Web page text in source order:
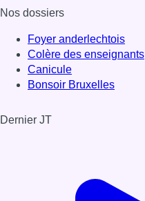
Nos dossiers
Foyer anderlechtois
Colère des enseignants
Canicule
Bonsoir Bruxelles
Dernier JT